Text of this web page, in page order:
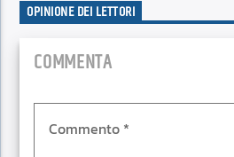
OPINIONE DEI LETTORI
COMMENTA